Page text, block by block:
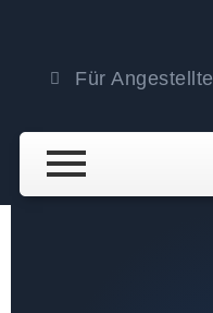
Für Angestellte